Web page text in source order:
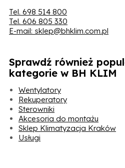
Tel. 698 514 800
Tel. 606 805 330
E-mail: sklep@bhklim.com.pl
Sprawdź również
kategorie w BH KLIM
Wentylatory
Rekuperatory
Sterowniki
Akcesoria do montażu
Sklep Klimatyzacja Kraków
Usługi